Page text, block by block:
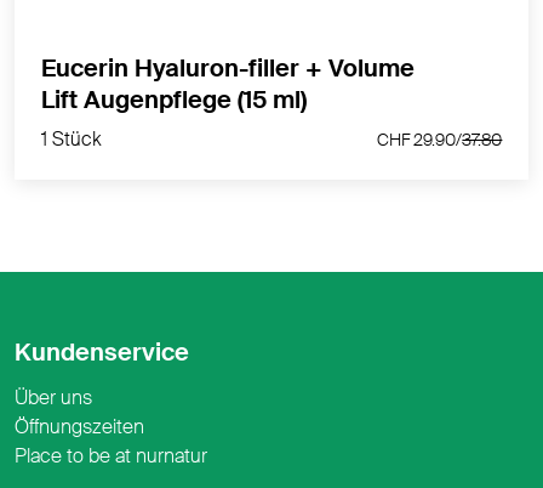
1 Stück
Eucerin Hyaluron-filler + Volume
Lift Augenpflege (15 ml)
1 Stück CHF 29.90/37.80
Kundenservice
Über uns
Öffnungszeiten
Place to be at nurnatur